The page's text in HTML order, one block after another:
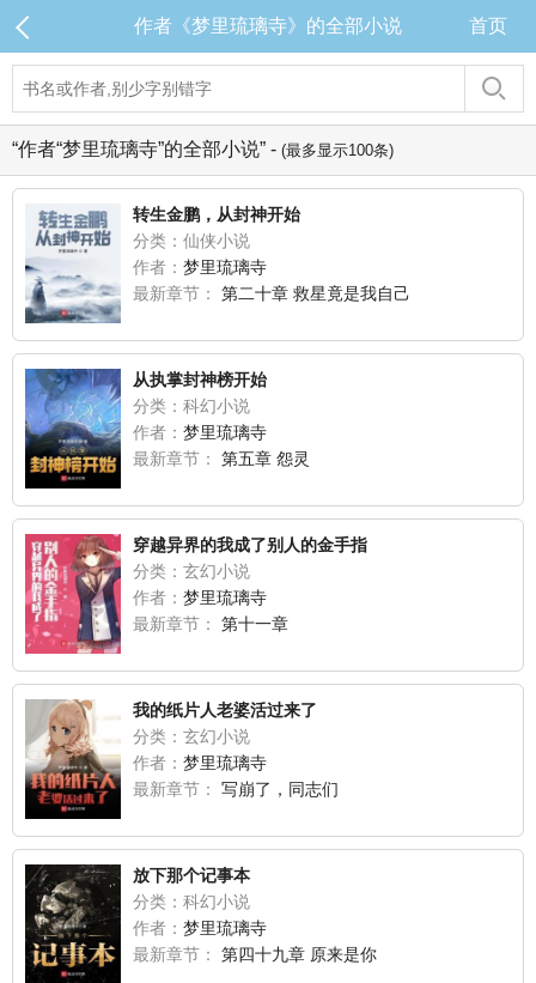
作者《梦里琉璃寺》的全部小说 首页
“作者“梦里琉璃寺”的全部小说” - (最多显示100条)
转生金鹏，从封神开始
分类：仙侠小说
作者： 梦里琉璃寺
最新章节：
第二十章 救星竟是我自己
从执掌封神榜开始
分类：科幻小说
作者： 梦里琉璃寺
最新章节：
第五章 怨灵
穿越异界的我成了别人的金手指
分类：玄幻小说
作者： 梦里琉璃寺
最新章节：
第十一章
我的纸片人老婆活过来了
分类：玄幻小说
作者： 梦里琉璃寺
最新章节：
写崩了，同志们
放下那个记事本
分类：科幻小说
作者： 梦里琉璃寺
最新章节：
第四十九章 原来是你